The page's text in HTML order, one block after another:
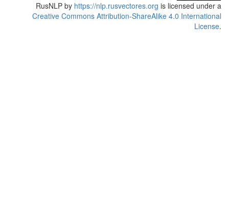
RusNLP by https://nlp.rusvectores.org is licensed under a
Creative Commons Attribution-ShareAlike 4.0 International
License.